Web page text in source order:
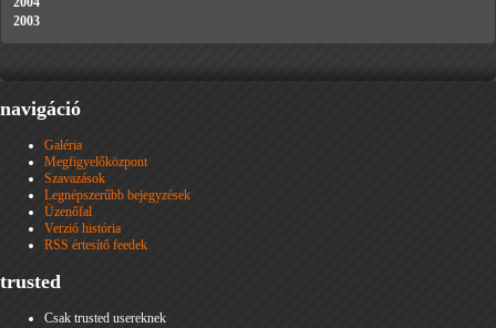
2003
navigáció
Galéria
Megfigyelőközpont
Szavazások
Legnépszerűbb bejegyzések
Üzenőfal
Verzió história
RSS értesítő feedek
trusted
Csak trusted usereknek